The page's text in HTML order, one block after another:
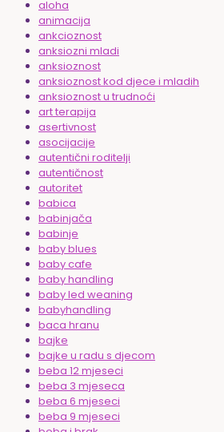
aloha
animacija
ankcioznost
anksiozni mladi
anksioznost
anksioznost kod djece i mladih
anksioznost u trudnoći
art terapija
asertivnost
asocijacije
autentični roditelji
autentičnost
autoritet
babica
babinjača
babinje
baby blues
baby cafe
baby handling
baby led weaning
babyhandling
baca hranu
bajke
bajke u radu s djecom
beba 12 mjeseci
beba 3 mjeseca
beba 6 mjeseci
beba 9 mjeseci